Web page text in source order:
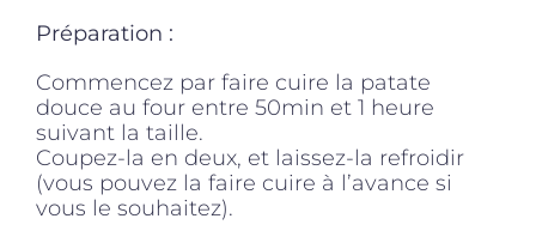
Préparation :
Commencez par faire cuire la patate
douce au four entre 50min et 1 heure
suivant la taille.
Coupez-la en deux, et laissez-la refroidir
(vous pouvez la faire cuire à l’avance si
vous le souhaitez).